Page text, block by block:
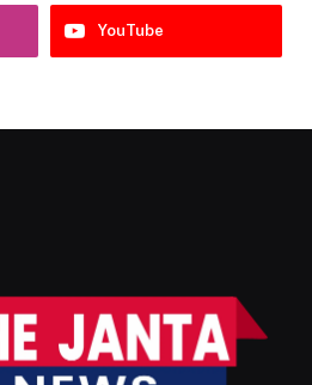
YouTube